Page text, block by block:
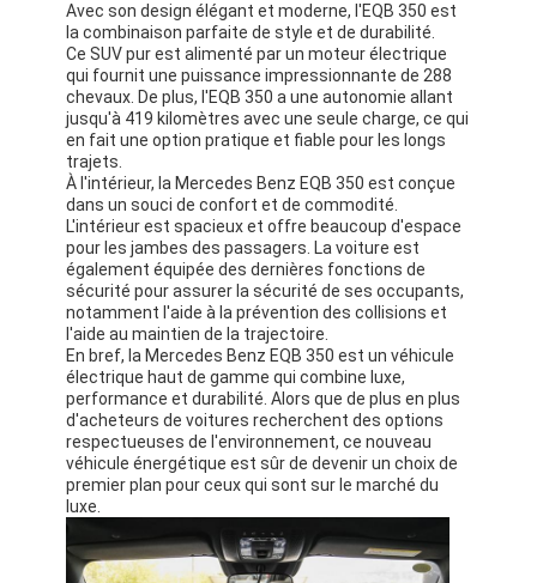
Avec son design élégant et moderne, l'EQB 350 est
la combinaison parfaite de style et de durabilité.
Ce SUV pur est alimenté par un moteur électrique
qui fournit une puissance impressionnante de 288
chevaux. De plus, l'EQB 350 a une autonomie allant
jusqu'à 419 kilomètres avec une seule charge, ce qui
en fait une option pratique et fiable pour les longs
trajets.
À l'intérieur, la Mercedes Benz EQB 350 est conçue
dans un souci de confort et de commodité.
L'intérieur est spacieux et offre beaucoup d'espace
pour les jambes des passagers. La voiture est
également équipée des dernières fonctions de
sécurité pour assurer la sécurité de ses occupants,
notamment l'aide à la prévention des collisions et
l'aide au maintien de la trajectoire.
En bref, la Mercedes Benz EQB 350 est un véhicule
électrique haut de gamme qui combine luxe,
performance et durabilité. Alors que de plus en plus
d'acheteurs de voitures recherchent des options
respectueuses de l'environnement, ce nouveau
véhicule énergétique est sûr de devenir un choix de
premier plan pour ceux qui sont sur le marché du
luxe.